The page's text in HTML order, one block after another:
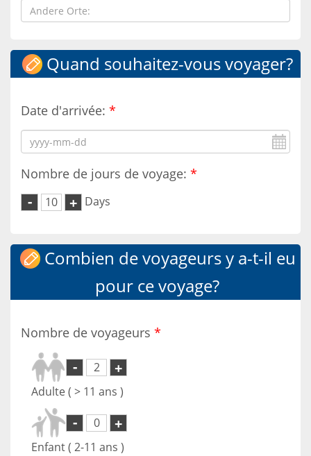
Quand souhaitez-vous voyager?
Date d'arrivée: *
Nombre de jours de voyage: *
- + Days
Combien de voyageurs y a-t-il eu
pour ce voyage?
Nombre de voyageurs *
- +
Adulte ( > 11 ans )
- +
Enfant ( 2-11 ans )